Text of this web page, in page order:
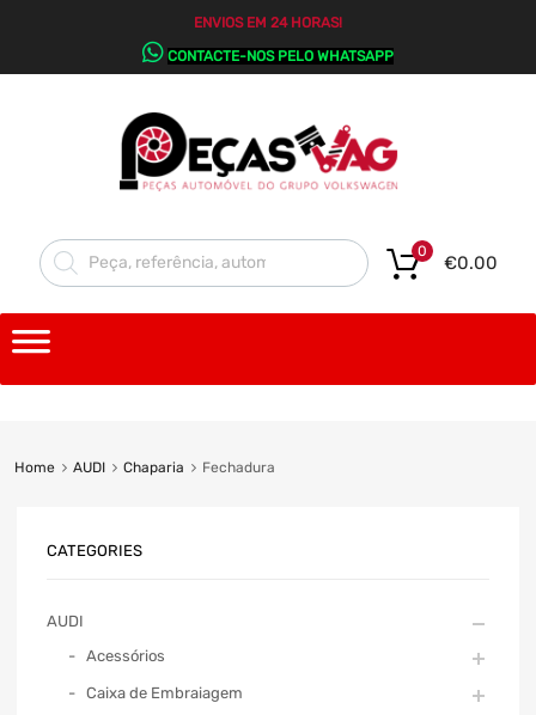
ENVIOS EM 24 HORAS!
CONTACTE-NOS PELO WHATSAPP
€0.00
0
Home AUDI Chaparia Fechadura
CATEGORIES
AUDI
Acessórios
Caixa de Embraiagem